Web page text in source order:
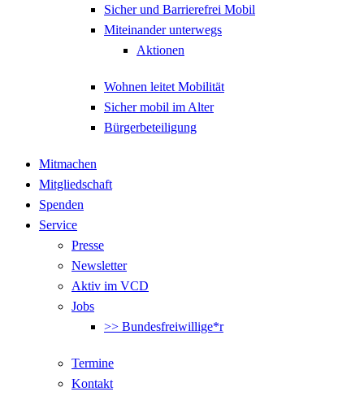
Sicher und Barrierefrei Mobil
Miteinander unterwegs
Aktionen
Wohnen leitet Mobilität
Sicher mobil im Alter
Bürgerbeteiligung
Mitmachen
Mitgliedschaft
Spenden
Service
Presse
Newsletter
Aktiv im VCD
Jobs
>> Bundesfreiwillige*r
Termine
Kontakt